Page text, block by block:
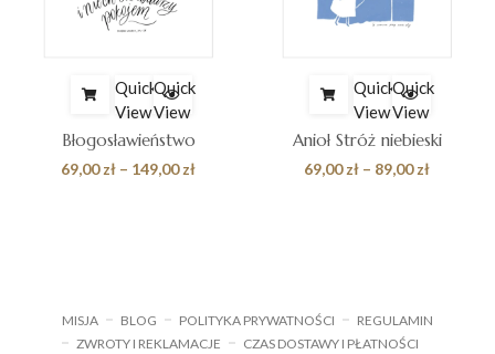
Quick
View
Quick
View
Błogosławieństwo
69,00zł – 149,00złZakres
Quick
View
Quick
View
Anioł Stróż niebieski
69,00zł – 89,00złZakres
MISJA BLOG POLITYKA PRYWATNOŚCI
REGULAMIN
ZWROTY I REKLAMACJE
CZAS DOSTAWY I PŁATNOŚCI